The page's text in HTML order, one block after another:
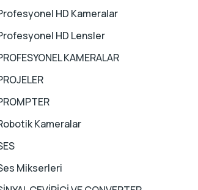
Profesyonel HD Kameralar
Profesyonel HD Lensler
PROFESYONEL KAMERALAR
PROJELER
PROMPTER
Robotik Kameralar
SES
Ses Mikserleri